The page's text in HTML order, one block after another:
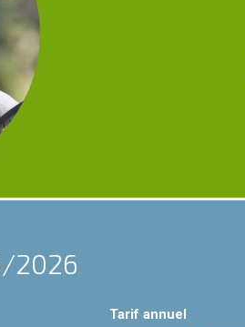
2026
Tarif annuel